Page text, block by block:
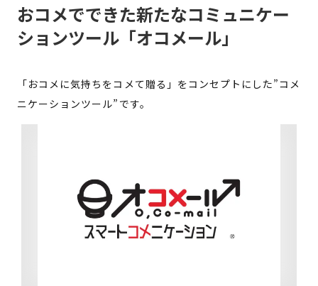
おコメでできた新たなコミュニケー
ションツール「オコメール」
「おコメに気持ちをコメて贈る」をコンセプトにした”コメ
ニケーションツール”です。